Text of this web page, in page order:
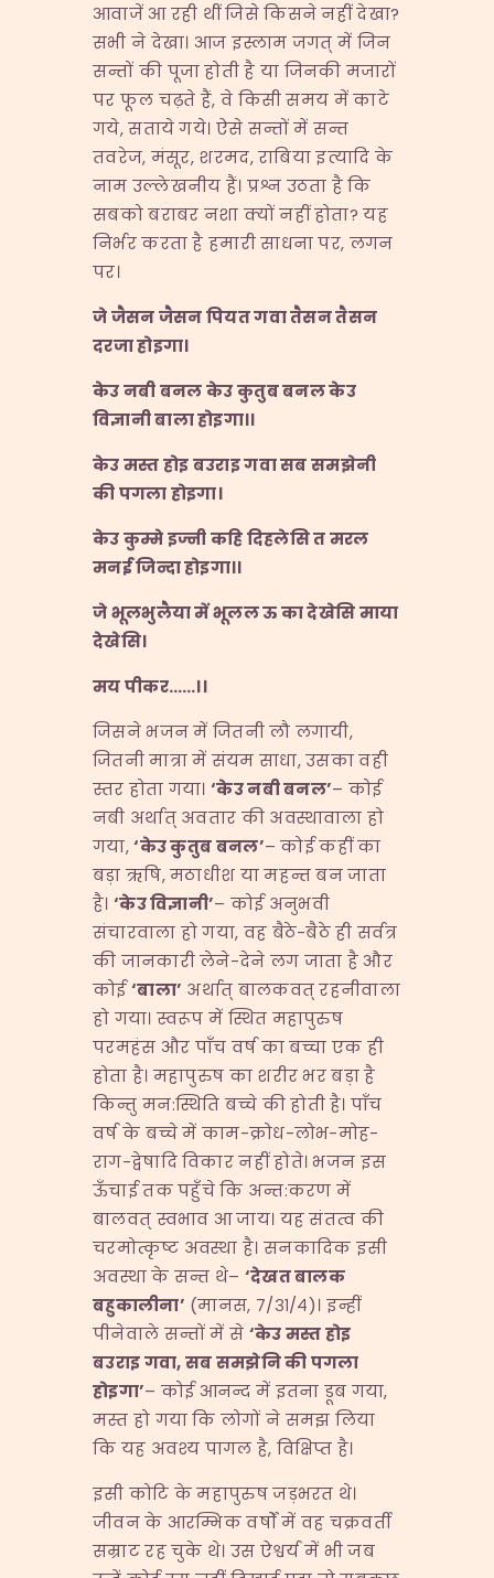
आवाजें आ रही थीं जिसे किसने नहीं देखा?
सभी ने देखा। आज इस्लाम जगत् में जिन
सन्तों की पूजा होती है या जिनकी मजारों
पर फूल चढ़ते हैं, वे किसी समय में काटे
गये, सताये गये। ऐसे सन्तों में सन्त
तवरेज, मंसूर, शरमद, राबिया इत्यादि के
नाम उल्लेखनीय हैं। प्रश्न उठता है कि
सबको बराबर नशा क्यों नहीं होता? यह
निर्भर करता है हमारी साधना पर, लगन
पर।
जेजैसनजैसनपियतगवातैसनतैसन
दरजाहोइगा।
केउनबीबनलकेउकुतुबबनलकेउ
विज्ञानीबालाहोइगा।।
केउमस्तहोइबउराइगवासबसमझेनी
कीपगलाहोइगा।
केउकुम्मेइज्नीकहिदिहलेसितमरल
मनईजिन्दाहोइगा।।
जेभूलभुलैयामेंभूललऊकादेखेसिमाया
देखेसि।
मयपीकर……।।
जिसने भजन में जितनी लौ लगायी,
जितनी मात्रा में संयम साधा, उसका वही
स्तर होता गया।‘केउनबीबनल’– कोई
नबी अर्थात् अवतार की अवस्थावाला हो
गया,‘केउकुतुबबनल’– कोई कहीं का
बड़ा ऋषि, मठाधीश या महन्त बन जाता
है। ‘केउविज्ञानी’– कोई अनुभवी
संचारवाला हो गया, वह बैठे-बैठे ही सर्वत्र
की जानकारी लेने-देने लग जाता है और
कोई‘बाला’ अर्थात् बालकवत् रहनीवाला
हो गया। स्वरूप में स्थित महापुरुष
परमहंस और पाँच वर्ष का बच्चा एक ही
होता है। महापुरुष का शरीर भर बड़ा है
किन्तु मन:स्थिति बच्चे की होती है। पाँच
वर्ष के बच्चे में काम-क्रोध-लोभ-मोह-
राग-द्वेषादि विकार नहीं होते। भजन इस
ऊँचाई तक पहुँचे कि अन्त:करण में
बालवत् स्वभाव आ जाय। यह संतत्व की
चरमोत्कृष्ट अवस्था है। सनकादिक इसी
अवस्था के सन्त थे– ‘देखतबालक
बहुकालीना’ (मानस, ७/३१/४)। इन्हीं
पीनेवाले सन्तों में से ‘केउमस्तहोइ
बउराइगवा,सबसमझेनिकीपगला
होइगा’– कोई आनन्द में इतना डूब गया,
मस्त हो गया कि लोगों ने समझ लिया
कि यह अवश्य पागल है, विक्षिप्त है।
इसी कोटि के महापुरुष जड़भरत थे।
जीवन के आरम्भिक वर्षों में वह चक्रवर्ती
सम्राट रह चुके थे। उस ऐश्वर्य में भी जब